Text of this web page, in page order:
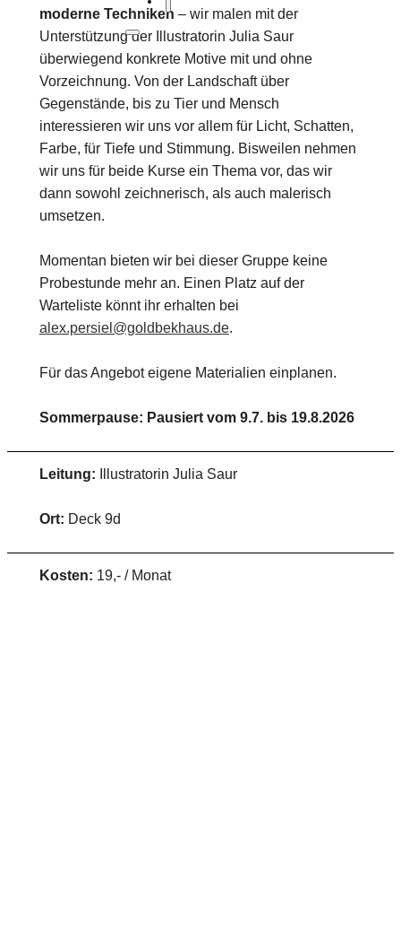
moderne Techniken – wir malen mit der
Unterstützung der Illustratorin Julia Saur
überwiegend konkrete Motive mit und ohne
Vorzeichnung. Von der Landschaft über
Gegenstände, bis zu Tier und Mensch
interessieren wir uns vor allem für Licht, Schatten,
Farbe, für Tiefe und Stimmung. Bisweilen nehmen
wir uns für beide Kurse ein Thema vor, das wir
dann sowohl zeichnerisch, als auch malerisch
umsetzen.
Momentan bieten wir bei dieser Gruppe keine
Probestunde mehr an. Einen Platz auf der
Warteliste könnt ihr erhalten bei
alex.persiel@goldbekhaus.de.
Für das Angebot eigene Materialien einplanen.
Sommerpause: Pausiert vom 9.7. bis 19.8.2026
Leitung: Illustratorin Julia Saur
Ort: Deck 9d
Kosten: 19,- / Monat